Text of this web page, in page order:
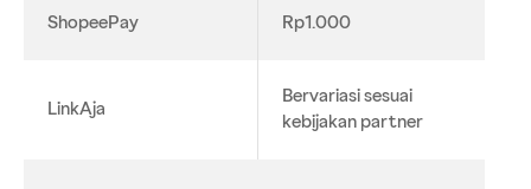
ShopeePay Rp1.000
LinkAja
Bervariasi sesuai
kebijakan partner